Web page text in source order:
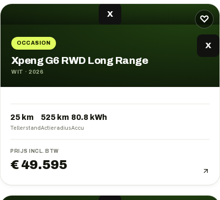
♡
X
OCCASION X
Xpeng G6 RWD Long Range
WIT · 2026
25 km
Tellerstand
525 km
Actieradius
80.8 kWh
Accu
PRIJS INCL. BTW
€ 49.595